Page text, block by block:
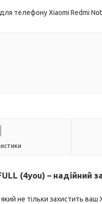
телефону Xiaomi Redmi
(4you) – надійний
не тільки захистить ваш